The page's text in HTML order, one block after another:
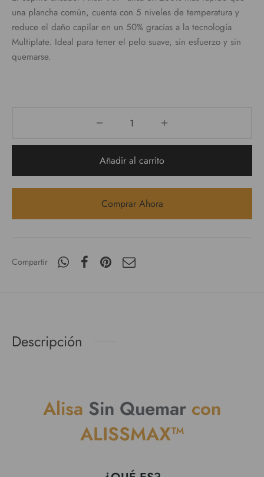
una plancha común, cuenta con 5 niveles de temperatura y
reduce el daño capilar en un 50% gracias a la tecnología
Multiplate. Ideal para tener el pelo suave, sin esfuerzo y sin
quemarse.
Añadir al carrito
Comprar Ahora
Compartir
Descripción
Alisa Sin Quemar con
ALISSMAX™